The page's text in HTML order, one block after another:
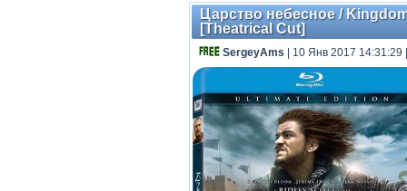
Царство небесное /
[Theatrical Cut]
SergeyAms | 10 Янв 2017 14:31:29